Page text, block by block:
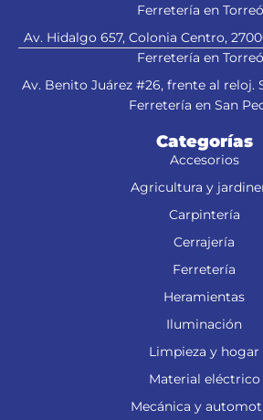
Ferretería en
Av. Hidalgo 657, Colonia Centro,
Ferretería en
Av. Benito Juárez #26, frente al reloj.
Ferretería en San
Categorías
Accesorios
Agricultura y
Carpintería
Cerrajería
Ferretería
Heramientas
Iluminación
Limpieza y hogar
Material eléctrico
Mecánica y